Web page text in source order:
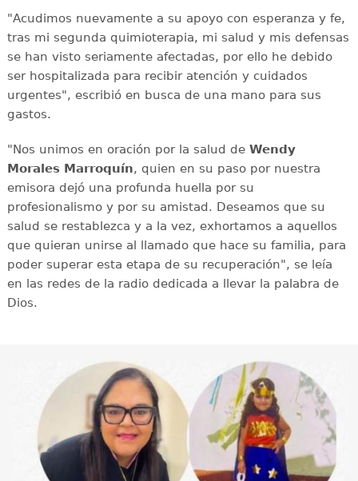
"Acudimos nuevamente a su apoyo con esperanza y fe,
tras mi segunda quimioterapia, mi salud y mis defensas
se han visto seriamente afectadas, por ello he debido
ser hospitalizada para recibir atención y cuidados
urgentes", escribió en busca de una mano para sus
gastos.
"Nos unimos en oración por la salud de Wendy
Morales Marroquín, quien en su paso por nuestra
emisora dejó una profunda huella por su
profesionalismo y por su amistad. Deseamos que su
salud se restablezca y a la vez, exhortamos a aquellos
que quieran unirse al llamado que hace su familia, para
poder superar esta etapa de su recuperación", se leía
en las redes de la radio dedicada a llevar la palabra de
Dios.